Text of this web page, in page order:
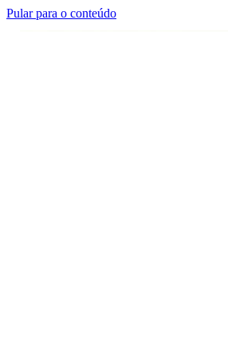
Pular para o conteúdo